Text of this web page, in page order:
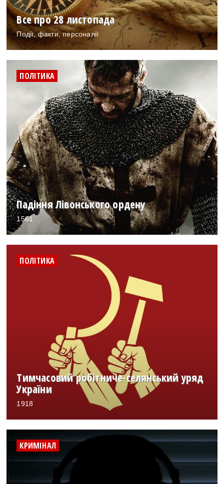
Все про 28 листопада
Події, факти, персоналії
ПОЛІТИКА
Падіння Лівонського ордену
1561
ПОЛІТИКА
Тимчасовий робітниче-селянський уряд
України
1918
КРИМІНАЛ